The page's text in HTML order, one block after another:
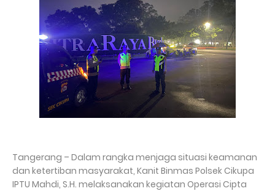
Tangerang – Dalam rangka menjaga situasi keamanan
dan ketertiban masyarakat, Kanit Binmas Polsek Cikupa
IPTU Mahdi, S.H. melaksanakan kegiatan Operasi Cipta